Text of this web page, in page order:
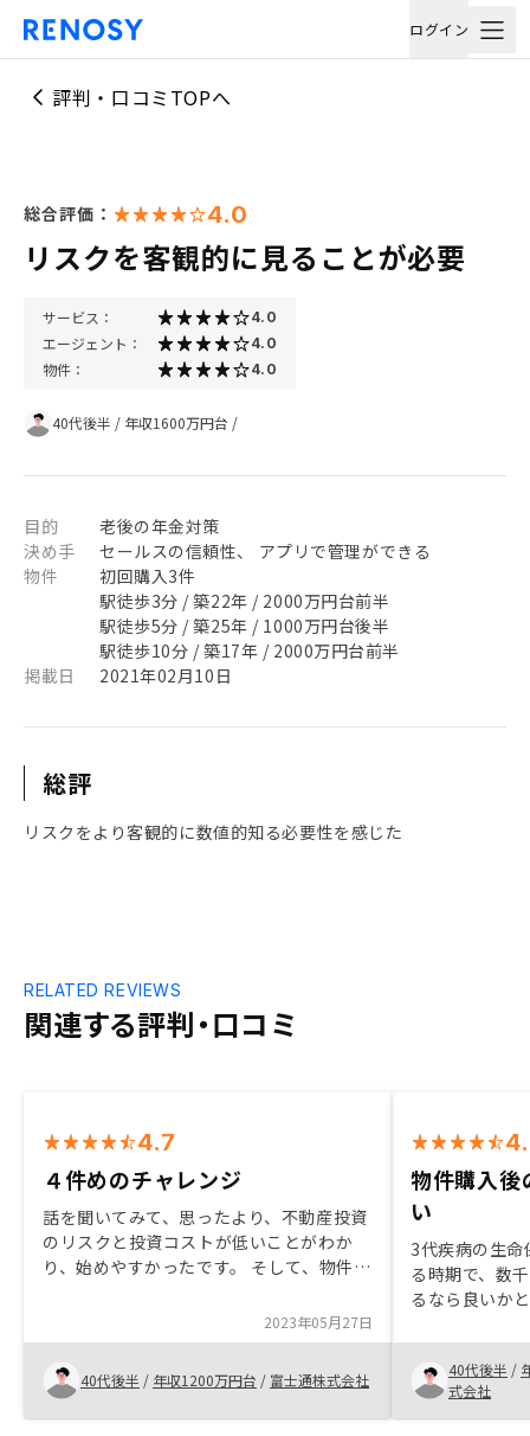
ログイン
評判・口コミTOPへ
総合評価： 4.0
リスクを客観的に見ることが必要
サービス： 4.0
エージェント： 4.0
物件： 4.0
40代後半 / 年収1600万円台 /
目的
老後の年金対策
決め手
セールスの信頼性、 アプリで管理ができる
物件
初回購入3件
駅徒歩3分 / 築22年 / 2000万円台前半
駅徒歩5分 / 築25年 / 1000万円台後半
駅徒歩10分 / 築17年 / 2000万円台前半
掲載日
2021年02月10日
総評
リスクをより客観的に数値的知る必要性を感じた
関連する評判・口コミ
RELATED REVIEWS
4.7
４件めのチャレンジ
話を聞いてみて、思ったより、不動産投資
のリスクと投資コストが低いことがわか
り、始めやすかったです。 そして、物件の
ているので、運用面も楽だなと考えまし
た。 確定申告も楽ですし、良かったと思
います。多角化のリスクはありますが、中
古アパートなど、高収益の物件があっても
良いと思います。
2023年05月27日
40代後半 / 年収1200万円台 / 富士通株式会社
物件購入後
い
3代疾病の生
る時期で、数
るなら良いか
感はありまし
りと聞くと、
判断して購入
ーの管理シス
40代後半 /
式会社